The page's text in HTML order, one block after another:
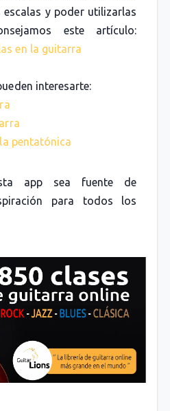
y poder utilizarlas
este artículo:
en la guitarra
interesarte:
pentatónica
app sea fuente de
para todos los